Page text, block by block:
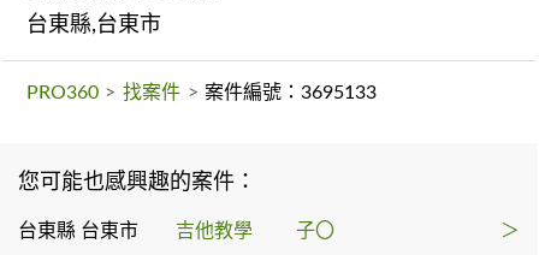
台東縣,台東市
PRO360 > 找案件 > 案件編號：3695133
您可能也感興趣的案件：
台東縣 台東市 吉他教學 子〇 ＞